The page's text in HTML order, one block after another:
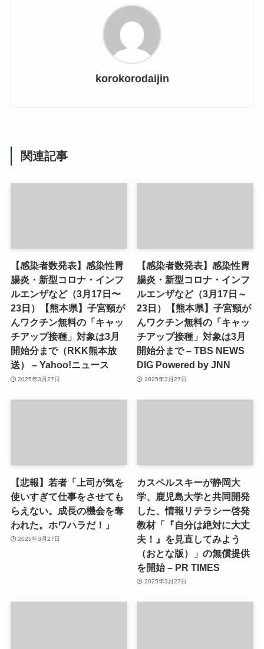
korokorodaijin
関連記事
【感染者数発表】感染性胃
腸炎・新型コロナ・インフ
ルエンザなど（3月17日〜
23日）【熊本県】子宮頸が
んワクチン無料の「キャッ
チアップ接種」対象は3月
開始分まで（RKK熊本放
送） – Yahoo!ニュース
2025年3月27日
【感染者数発表】感染性胃
腸炎・新型コロナ・インフ
ルエンザなど（3月17日～
23日）【熊本県】子宮頸が
んワクチン無料の「キャッ
チアップ接種」対象は3月
開始分まで – TBS NEWS
DIG Powered by JNN
2025年3月27日
【悲報】若者「上司が気を
使いすぎて仕事をさせても
らえない。成長の機会を奪
われた。ホワハラだ！」
2025年3月27日
カスペルスキーが静岡大
学、鹿児島大学と共同開発
した、情報リテラシー啓発
教材「『自分は絶対に大丈
夫！』を見直してみよう
（おとな版）」の無償提供
を開始 – PR TIMES
2025年3月27日